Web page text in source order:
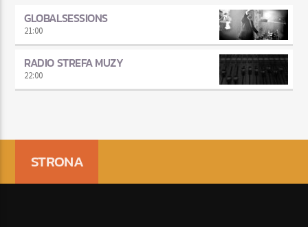
GLOBALSESSIONS
21:00
RADIO STREFA MUZY
22:00
STRONA